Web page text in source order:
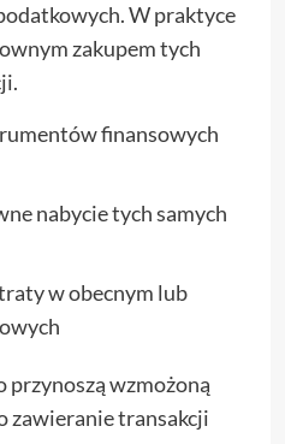
W praktyce
zakupem tych
finansowych
nabycie tych samych
w obecnym lub
wzmożoną
zawieranie transakcji